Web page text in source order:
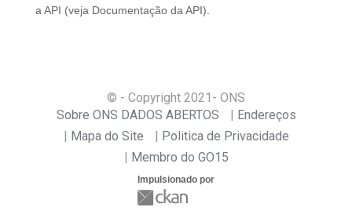
a API (veja Documentação da API ).
© - Copyright 2021 - ONS
Sobre ONS DADOS ABERTOS
Endereços
Mapa do Site
Politica de Privacidade
Membro do GO15
Impulsionado por